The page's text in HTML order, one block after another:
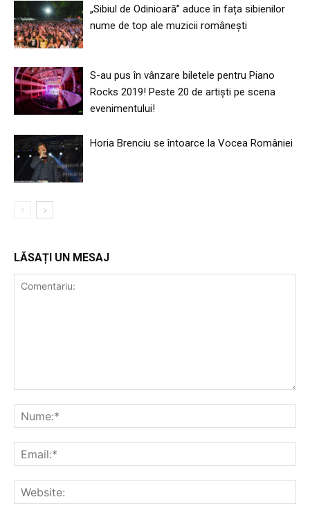
„Sibiul de Odinioară” aduce în fața sibienilor
nume de top ale muzicii românești
S-au pus în vânzare biletele pentru Piano
Rocks 2019! Peste 20 de artiști pe scena
evenimentului!
Horia Brenciu se întoarce la Vocea României
LĂSAȚI UN MESAJ